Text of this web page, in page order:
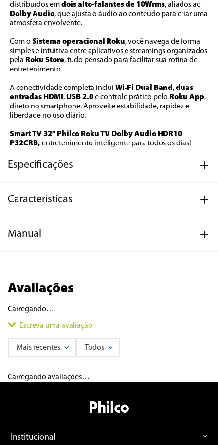
distribuídos em dois alto-falantes de 10Wrms
Dolby Audio, que ajusta o áudio ao conteúdo para criar uma
atmosfera envolvente.
Com o Sistema operacional Roku, você navega de forma
simples e intuitiva entre aplicativos e streamings organizados
pela Roku Store, tudo pensado para facilitar sua rotina de
entretenimento.
A conectividade completa inclui Wi-Fi Dual Band , duas
entradas HDMI , USB 2.0 e controle prático pelo Roku App,
direto no smartphone. Aproveite estabilidade, rapidez e
liberdade no uso diário.
Smart TV 32" Philco Roku TV Dolby Audio HDR10
P32CRB, entretenimento inteligente para todos os dias!
Especificações
Características
Manual
Avaliações
Carregando…
Escreva uma avaliação
Título
★★★
Mais recentes Todos
Carregando avaliações…
Institucional